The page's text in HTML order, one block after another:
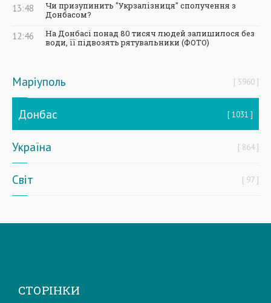
13:48
Чи призупинить "Укрзалізниця" сполучення з
Донбасом?
12:46
На Донбасі понад 80 тисяч людей залишилося без
води, її підвозять рятувальники (ФОТО)
Маріуполь 5960
Донбас 1031
Україна 864
Світ 97
СТОРІНКИ